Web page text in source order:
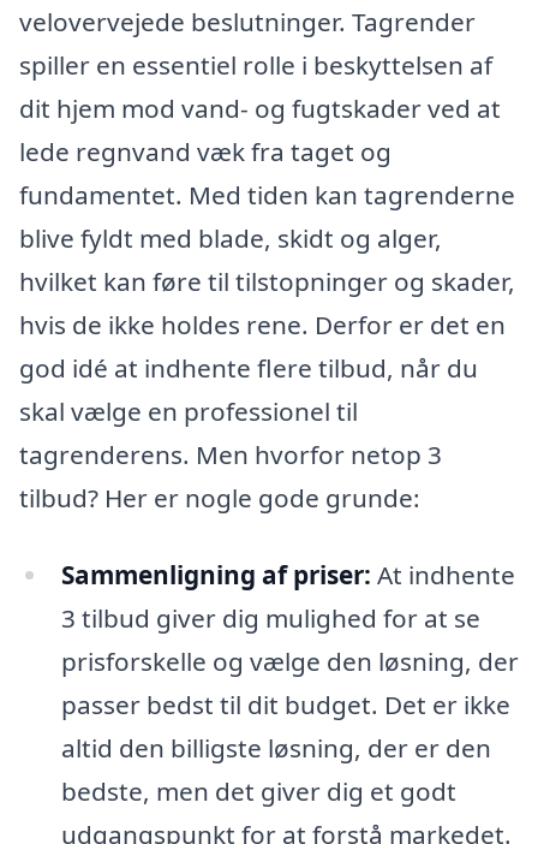
velovervejede beslutninger. Tagrender
spiller en essentiel rolle i beskyttelsen af
dit hjem mod vand- og fugtskader ved at
lede regnvand væk fra taget og
fundamentet. Med tiden kan tagrenderne
blive fyldt med blade, skidt og alger,
hvilket kan føre til tilstopninger og skader,
hvis de ikke holdes rene. Derfor er det en
god idé at indhente flere tilbud, når du
skal vælge en professionel til
tagrenderens. Men hvorfor netop 3
tilbud? Her er nogle gode grunde:
Sammenligning af priser: At indhente
3 tilbud giver dig mulighed for at se
prisforskelle og vælge den løsning, der
passer bedst til dit budget. Det er ikke
altid den billigste løsning, der er den
bedste, men det giver dig et godt
udgangspunkt for at forstå markedet.